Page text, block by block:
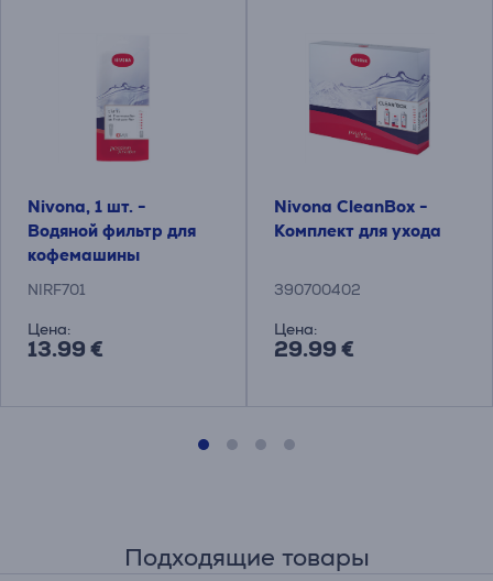
Nivona, 1 шт. -
Водяной фильтр для
кофемашины
NIRF701
Цена:
13.99 €
Nivona CleanBox -
Комплект для ухода
390700402
Цена:
29.99 €
Подходящие товары